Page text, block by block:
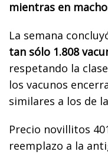
mientras en
La semana
tan sólo 1.808
respetando la
los vacunos
similares a los de
Precio novillitos
reemplazo a la